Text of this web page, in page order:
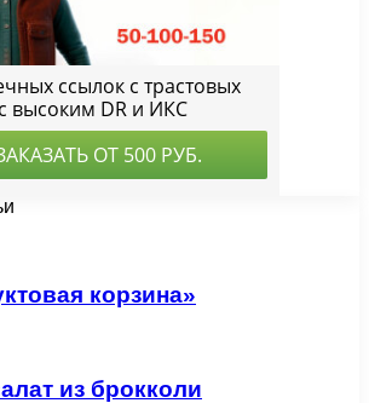
корзина»
из брокколи